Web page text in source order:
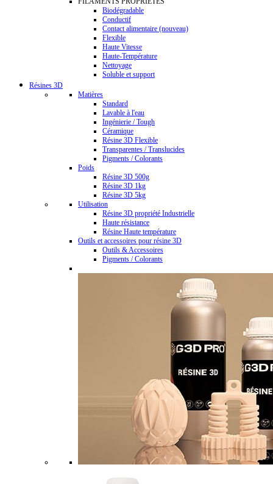
Biodégradable
Conductif
Contact alimentaire (nouveau)
Flexible
Haute Vitesse
Haute-Température
Nettoyage
Soluble et support
Résines 3D
Matières
Standard
Lavable à l'eau
Ingénierie / Tough
Céramique
Résine 3D Flexible
Transparentes / Translucides
Pigments / Colorants
Poids
Résine 3D 500g
Résine 3D 1kg
Résine 3D 5kg
Utilisation
Résine 3D propriété Industrielle
Haute résistance
Résine Haute température
Outils et accessoires pour résine 3D
Outils & Accessoires
Pigments / Colorants